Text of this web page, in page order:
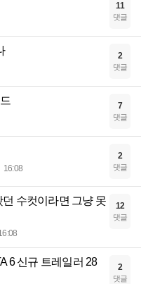
11
댓글
2
댓글
7
댓글
16:08
2
댓글
수컷이라면 그냥 못
12
댓글
6 신규 트레일러 28
2
댓글